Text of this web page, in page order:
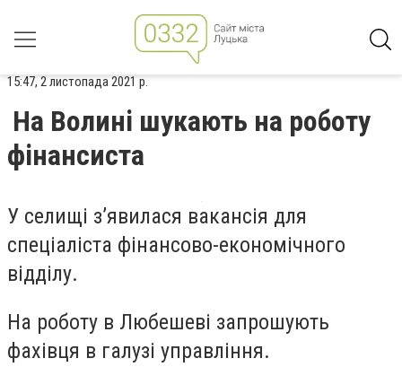
15:47, 2 листопада 2021 р.
На Волині шукають на роботу
фінансиста
У селищі з’явилася вакансія для
спеціаліста фінансово-економічного
відділу.
На роботу в Любешеві запрошують
фахівця в галузі управління.